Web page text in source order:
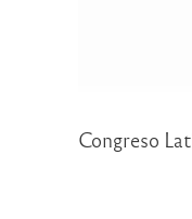
Congreso